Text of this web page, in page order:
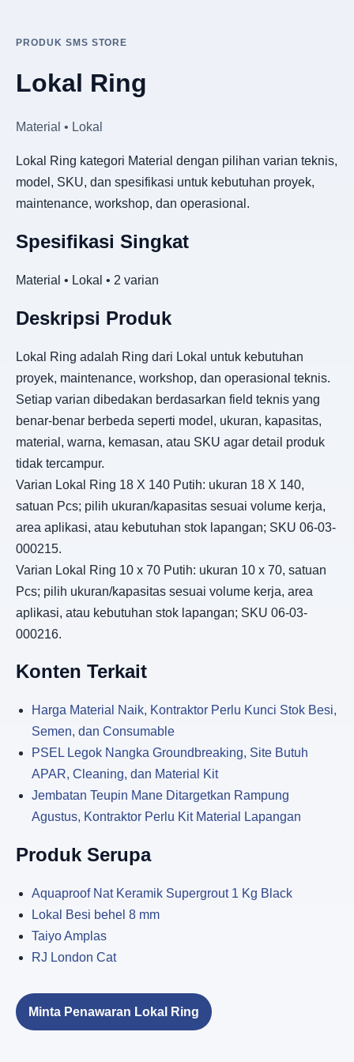
PRODUK SMS STORE
Lokal Ring
Material • Lokal
Lokal Ring kategori Material dengan pilihan varian teknis,
model, SKU, dan spesifikasi untuk kebutuhan proyek,
maintenance, workshop, dan operasional.
Spesifikasi Singkat
Material • Lokal • 2 varian
Deskripsi Produk
Lokal Ring adalah Ring dari Lokal untuk kebutuhan
proyek, maintenance, workshop, dan operasional teknis.
Setiap varian dibedakan berdasarkan field teknis yang
benar-benar berbeda seperti model, ukuran, kapasitas,
material, warna, kemasan, atau SKU agar detail produk
tidak tercampur.
Varian Lokal Ring 18 X 140 Putih: ukuran 18 X 140,
satuan Pcs; pilih ukuran/kapasitas sesuai volume kerja,
area aplikasi, atau kebutuhan stok lapangan; SKU 06-03-
000215.
Varian Lokal Ring 10 x 70 Putih: ukuran 10 x 70, satuan
Pcs; pilih ukuran/kapasitas sesuai volume kerja, area
aplikasi, atau kebutuhan stok lapangan; SKU 06-03-
000216.
Konten Terkait
Harga Material Naik, Kontraktor Perlu Kunci Stok Besi,
Semen, dan Consumable
PSEL Legok Nangka Groundbreaking, Site Butuh
APAR, Cleaning, dan Material Kit
Jembatan Teupin Mane Ditargetkan Rampung
Agustus, Kontraktor Perlu Kit Material Lapangan
Produk Serupa
Aquaproof Nat Keramik Supergrout 1 Kg Black
Lokal Besi behel 8 mm
Taiyo Amplas
RJ London Cat
Minta Penawaran Lokal Ring